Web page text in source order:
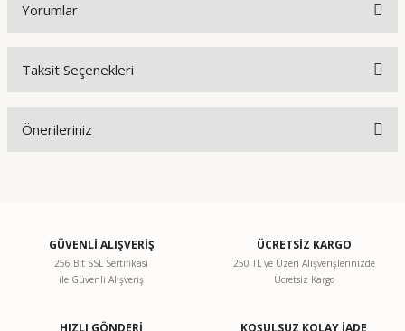
Yorumlar
Taksit Seçenekleri
Önerileriniz
Görüş ve önerileriniz için teşekkür ederiz.
Ürün resmi kalitesiz, bozuk veya görüntülenemiyor.
GÜVENLİ ALIŞVERİŞ
256 Bit SSL Sertifikası
ile Güvenli Alışveriş
ÜCRETSİZ KARGO
250 TL ve Üzeri Alışverişlerinizde
Ücretsiz Kargo
HIZLI GÖNDERİ KOŞULSUZ KOLAY İADE